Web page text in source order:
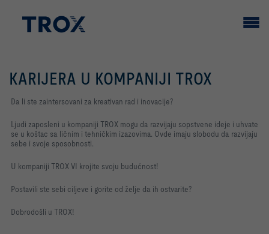
KARIJERA U KOMPANIJI TROX
Da li ste zaintersovani za kreativan rad i inovacije?
Ljudi zaposleni u kompaniji TROX mogu da razvijaju sopstvene ideje i uhvate
se u koštac sa ličnim i tehničkim izazovima. Ovde imaju slobodu da razvijaju
sebe i svoje sposobnosti.
U kompaniji TROX VI krojite svoju budućnost!
Postavili ste sebi ciljeve i gorite od želje da ih ostvarite?
Dobrodošli u TROX!